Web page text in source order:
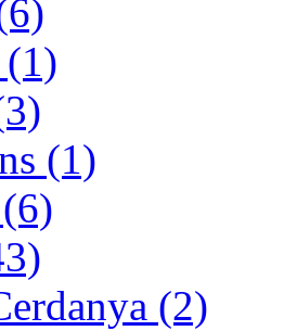
(1)
(2)